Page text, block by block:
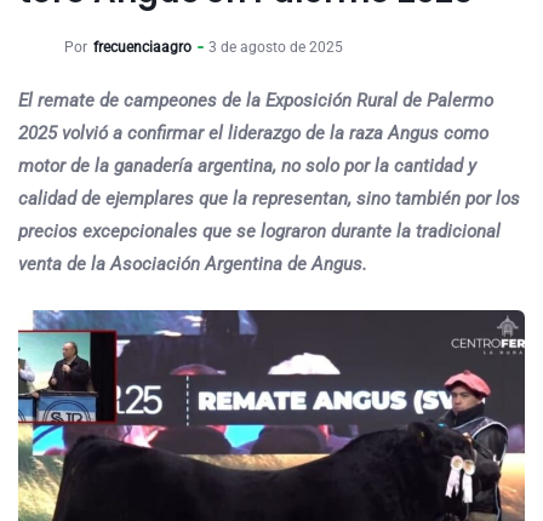
Por frecuenciaagro 3 de agosto de 2025
El remate de campeones de la Exposición Rural de Palermo
2025 volvió a confirmar el liderazgo de la raza Angus como
motor de la ganadería argentina, no solo por la cantidad y
calidad de ejemplares que la representan, sino también por los
precios excepcionales que se lograron durante la tradicional
venta de la Asociación Argentina de Angus.